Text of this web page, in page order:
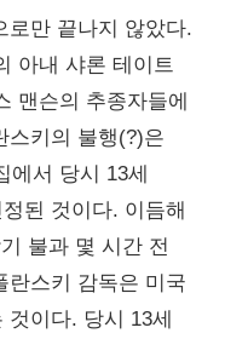
로만 끝나지 않았다.
아내 샤론 테이트
맨슨의 추종자들에
스키의 불행(?)은
에서 당시 13세
된 것이다. 이듬해
불과 몇 시간 전
란스키 감독은 미국
이다. 당시 13세